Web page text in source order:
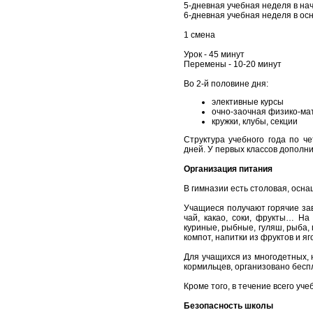
5-дневная учебная неделя в
6-дневная учебная неделя в
1 смена
Урок - 45 минут
Перемены - 10-20 минут
Во 2-й половине дня:
элективные курсы
очно-заочная физико-
кружки, клубы, секции
Структура учебного года по
дней. У первых классов
Организация питания
В гимназии есть столовая,
Учащиеся получают горячие
чай, какао, соки, фрукты…
куриные, рыбные, гуляш, рыба,
компот, напитки из фруктов и
Для учащихся из
кормильцев, организовано
Кроме того, в течение всего
Безопасность школы